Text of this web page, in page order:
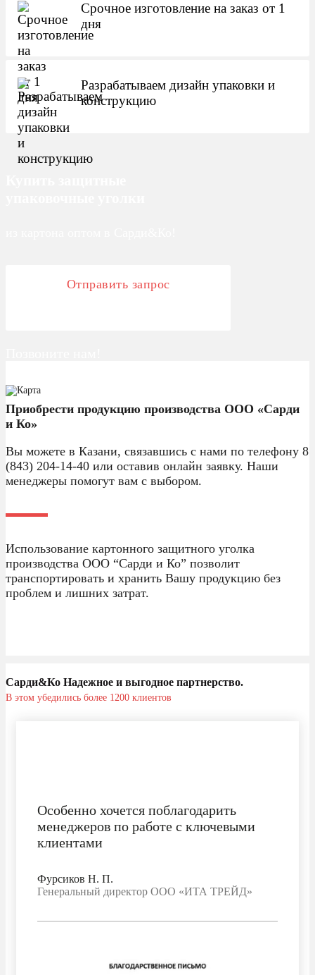
Срочное изготовление на заказ от 1
дня
Разрабатываем дизайн упаковки и
конструкцию
Отправить запрос
Приобрести продукцию производства ООО «Сарди
и Ко»
Вы можете в Казани, связавшись с нами по телефону 8
(843) 204-14-40 или оставив онлайн заявку. Наши
менеджеры помогут вам с выбором.
Использование картонного защитного уголка
производства ООО “Сарди и Ко” позволит
транспортировать и хранить Вашу продукцию без
проблем и лишних затрат.
Сарди&Ко Надежное и выгодное партнерство.
В этом убедились более 1200 клиентов
Особенно хочется поблагодарить
менеджеров по работе с ключевыми
клиентами
Фурсиков Н. П.
Генеральный директор ООО «ИТА ТРЕЙД»